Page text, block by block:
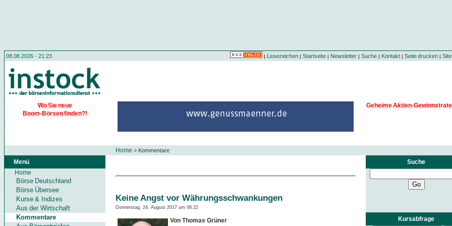
08.08.2026 - 21:23 | Lesezeichen| Startseite| Newsletter| Suche| Kontakt| Seite drucken |
Wo Sie neue
Boom-Börsen finden?!
Geheime Aktien-
Home > Kommentare
Menü
Home
Börse Deutschland
Börse Übersee
Kurse & Indizes
Aus der Wirtschaft
Kommentare
Suche
Kursabfrage
Keine Angst vor Währungsschwankungen
Donnerstag, 24. August 2017 um 08:22
Von Thomas Grüner